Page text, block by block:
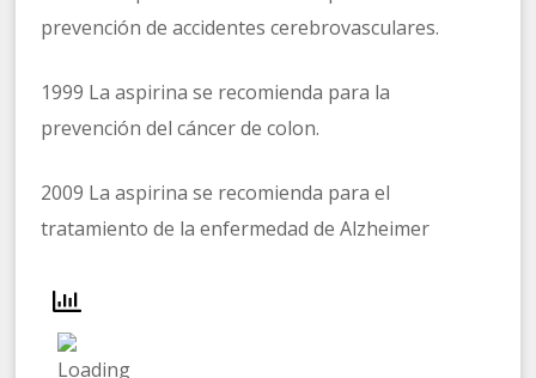
prevención de accidentes cerebrovasculares.
1999 La aspirina se recomienda para la
prevención del cáncer de colon.
2009 La aspirina se recomienda para el
tratamiento de la enfermedad de Alzheimer